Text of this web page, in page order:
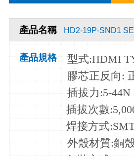
產品名稱 HD2-19P-SND1
產品規格
型式:HDMI
膠芯正反向:
插拔力:5-44N
插拔次數:5
焊接方式
外殼材質:銅